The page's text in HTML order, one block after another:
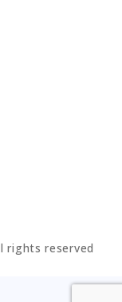
rights reserved